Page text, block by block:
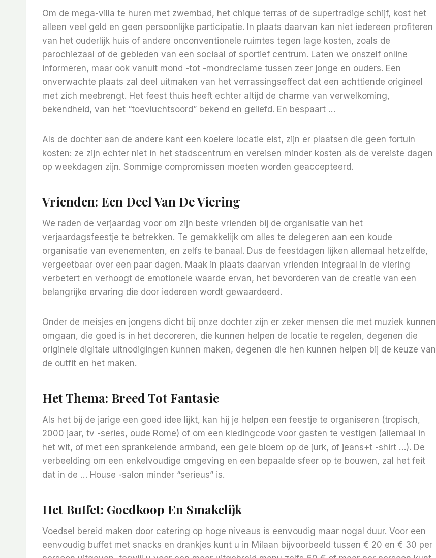
Om de mega-villa te huren met zwembad, het chique terras of de supertradige schijf, kost het
alleen veel geld en geen persoonlijke participatie. In plaats daarvan kan niet iedereen profiteren
van het ouderlijk huis of andere onconventionele ruimtes tegen lage kosten, zoals de
parochiezaal of de gebieden van een sociaal of sportief centrum. Laten we onszelf online
informeren, maar ook vanuit mond -tot -mondreclame tussen zeer jonge en ouders. Een
onverwachte plaats zal deel uitmaken van het verrassingseffect dat een achttiende origineel
met zich meebrengt. Het feest thuis heeft echter altijd de charme van verwelkoming,
bekendheid, van het “toevluchtsoord” bekend en geliefd. En bespaart …
Als de dochter aan de andere kant een koelere locatie eist, zijn er plaatsen die geen fortuin
kosten: ze zijn echter niet in het stadscentrum en vereisen minder kosten als de vereiste dagen
op weekdagen zijn. Sommige compromissen moeten worden geaccepteerd.
Vrienden: Een Deel Van De Viering
We raden de verjaardag voor om zijn beste vrienden bij de organisatie van het
verjaardagsfeestje te betrekken. Te gemakkelijk om alles te delegeren aan een koude
organisatie van evenementen, en zelfs te banaal. Dus de feestdagen lijken allemaal hetzelfde,
vergeetbaar over een paar dagen. Maak in plaats daarvan vrienden integraal in de viering
verbetert en verhoogt de emotionele waarde ervan, het bevorderen van de creatie van een
belangrijke ervaring die door iedereen wordt gewaardeerd.
Onder de meisjes en jongens dicht bij onze dochter zijn er zeker mensen die met muziek kunnen
omgaan, die goed is in het decoreren, die kunnen helpen de locatie te regelen, degenen die
originele digitale uitnodigingen kunnen maken, degenen die hen kunnen helpen bij de keuze van
de outfit en het maken.
Het Thema: Breed Tot Fantasie
Als het bij de jarige een goed idee lijkt, kan hij je helpen een feestje te organiseren (tropisch,
2000 jaar, tv -series, oude Rome) of om een ​​kledingcode voor gasten te vestigen (allemaal in
het wit, of met een sprankelende armband, een gele bloem op de jurk, of jeans+t -shirt …). De
verbeelding om een ​​enkelvoudige omgeving en een bepaalde sfeer op te bouwen, zal het feit
dat in de … House -salon minder “serieus” is.
Het Buffet: Goedkoop En Smakelijk
Voedsel bereid maken door catering op hoge niveaus is eenvoudig maar nogal duur. Voor een
eenvoudig buffet met snacks en drankjes kunt u in Milaan bijvoorbeeld tussen € 20 en € 30 per